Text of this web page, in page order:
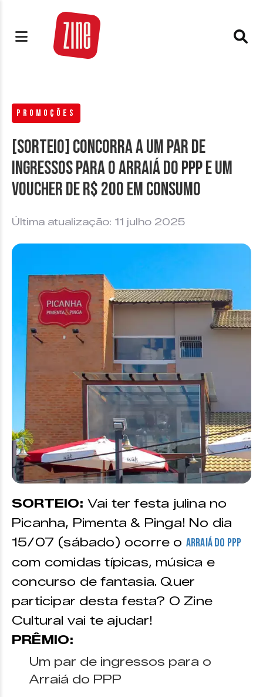
PROMOÇÕES
[SORTEIO] Concorra a um par de
ingressos para o Arraiá do PPP e um
voucher de R$ 200 em consumo
Última atualização: 11 julho 2025
SORTEIO: Vai ter festa julina no
Picanha, Pimenta & Pinga! No dia
15/07 (sábado) ocorre o Arraiá do PPP
com comidas típicas, música e
concurso de fantasia. Quer
participar desta festa? O Zine
Cultural vai te ajudar!
PRÊMIO:
Um par de ingressos para o
Arraiá do PPP